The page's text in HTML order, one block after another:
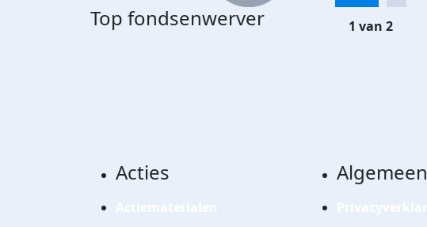
Top fondsenwerver 1 van 2
Acties Algemeen